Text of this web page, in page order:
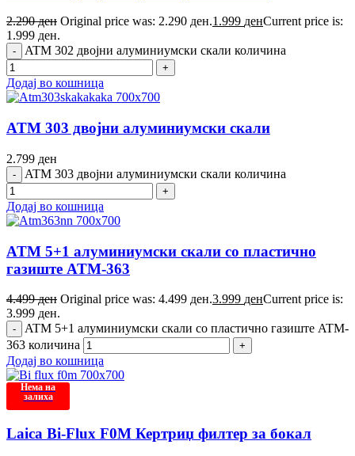
2.290ден Original price was: 2.290 ден.1.999 денCurrent price is:
1.999 ден.
ATM 302 двојни алуминиумски скали количина
Додај во кошница
ATM 303 двојни алуминиумски скали
2.799 ден
ATM 303 двојни алуминиумски скали количина
Додај во кошница
ATM 5+1 алуминиумски скали со пластично
газиште ATM-363
4.499ден Original price was: 4.499 ден.3.999 денCurrent price is:
3.999 ден.
ATM 5+1 алуминиумски скали со пластично газиште ATM-
363 количина
Додај во кошница
Нема на
залиха
Laica Bi-Flux F0M Кертриџ филтер за бокал